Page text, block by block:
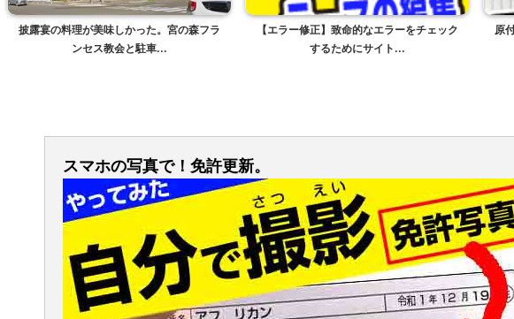
【エラー修正】致命的なエラーをチェック
するためにサイト...
原付スクーター。セルは回るのにエンジン
が掛からないなら...
ス
スマホの写真で！免許更新。